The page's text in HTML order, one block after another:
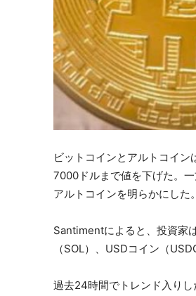
ビットコインとアルトコイ
7000ドルまで値を下げた。
アルトコインを明らかにした。
Santimentによると、投資家
（SOL）、USDコイン（
過去24時間でトレンド入りし